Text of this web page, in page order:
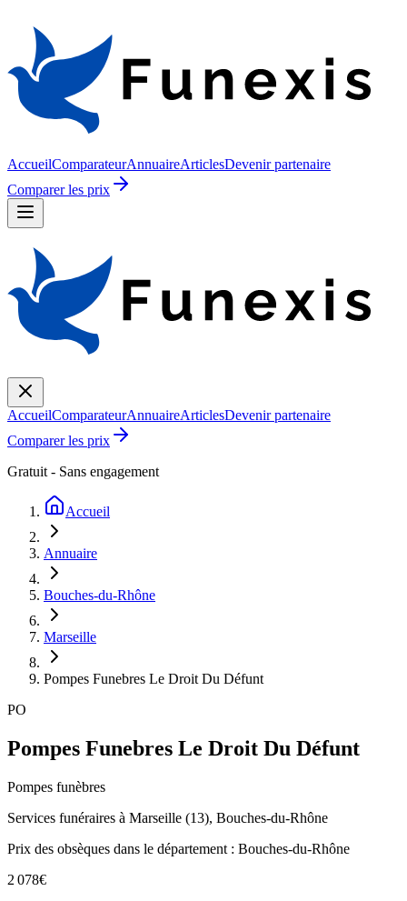
AccueilComparateurAnnuaireArticlesDevenir partenaire
Comparer les prix
AccueilComparateurAnnuaireArticlesDevenir partenaire
Comparer les prix
Gratuit - Sans engagement
Accueil
Annuaire
Bouches-du-Rhône
Marseille
Pompes Funebres Le Droit Du Défunt
PO
Pompes Funebres Le Droit Du Défunt
Pompes funèbres
Services funéraires à Marseille (13), Bouches-du-Rhône
Prix des obsèques dans le département : Bouches-du-Rhône
2 078€